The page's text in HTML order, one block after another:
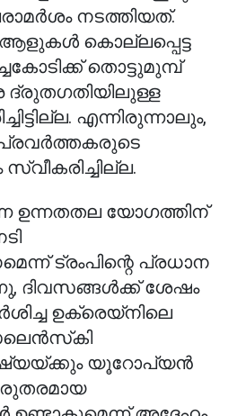
നടത്തിയത്.
കൊല്ലപ്പെട്ട
തൊട്ടുമുമ്പ്
എന്നിരുന്നാലും,
ഉന്നതതല യോഗത്തിന്
ട്രംപിന്റെ പ്രധാന
ദിവസങ്ങൾക്ക് ശേഷം
ഉക്രെയ്നിലെ
യൂറോപ്യൻ